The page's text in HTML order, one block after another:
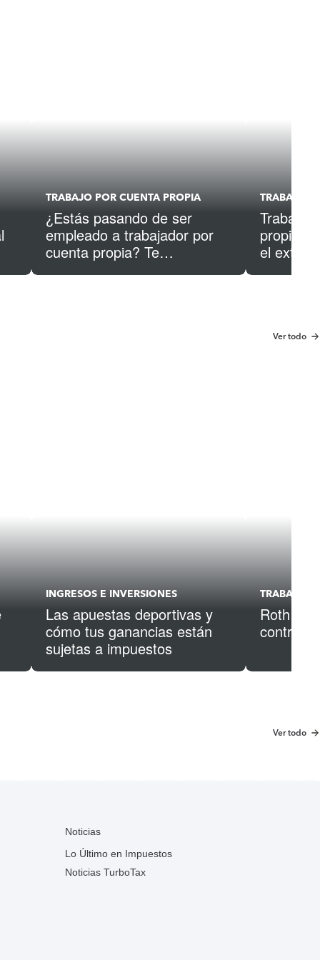
TRABAJO POR CUENTA PROPIA
¿Estás pasando de ser
empleado a trabajador por
cuenta propia? Te
TRABAJO
propia:
el
Ver todo
INGRESOS E INVERSIONES
Las apuestas deportivas y
cómo tus ganancias están
sujetas a impuestos
TRABAJO
Roth
Ver todo
Noticias
Lo Último en Impuestos
Noticias TurboTax